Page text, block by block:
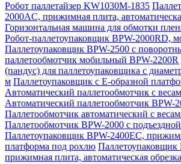
Робот паллетайзер KW1030M-1835
2000AC, прижимная плита,
Горизонтальная машина для обмотки
Робот-паллетоупаковщик BPW-2000RD,
Паллетоупаковщик BPW-2500 с
паллетообмотчик мобильный BPW-2200R
(пандус) для паллетоупаковщика с
м Паллетоупаковщик с Е-образной
Автоматический паллетообмотчик с
Автоматический паллетообмотчик BPW-
Паллетообмотчик автоматический с
Паллетообмотчик BPW-2000 с
Паллетоупаковщик BPW-2400EC,
платформа под рохлю Паллетоупаковщик
прижимная плита, автоматическая обрезка